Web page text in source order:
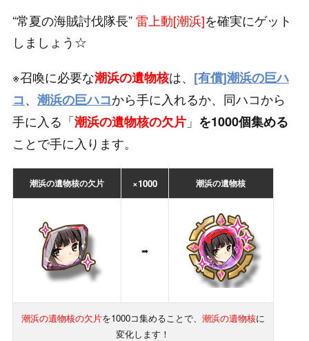
“常夏の海賊討伐隊長”雷上動[潮浜]を確実にゲット
しましょう☆
※召喚に必要な潮浜の遺物核は、 [有償]潮浜の巨ハ
コ、 潮浜の巨ハコから手に入れるか、同ハコから
手に入る「潮浜の遺物核の欠片」 を1000個集める
ことで手に入ります。
潮浜の遺物核の欠片 ×1000 潮浜の遺物核
➡
潮浜の遺物核の欠片を1000コ集めることで、 潮浜の遺物核に
変化します！